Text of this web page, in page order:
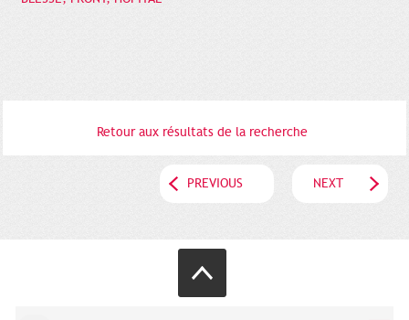
Retour aux résultats de la recherche
PREVIOUS NEXT